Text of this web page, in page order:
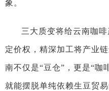
象。
三大质变将给云南咖
定价权，精深加工将产业
南不仅是“豆仓”，更是“咖
就能摆脱单纯依赖生豆贸